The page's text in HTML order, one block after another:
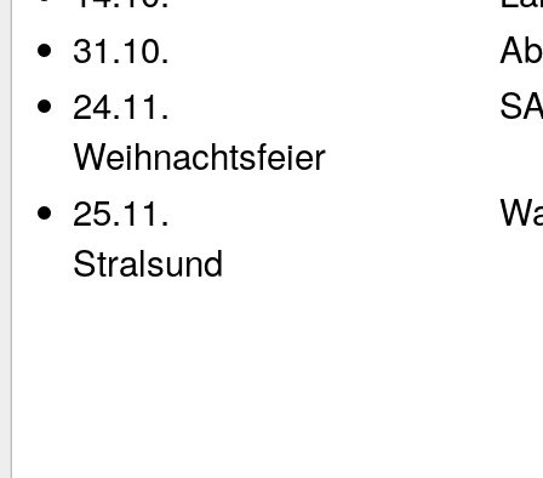
31.10. Abrudern
24.11. SANA
Weihnachtsfeier
25.11.
Stralsund